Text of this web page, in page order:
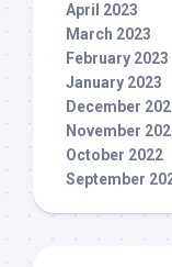
April 2023
March 2023
February 2023
January 2023
December
November
October 2022
September